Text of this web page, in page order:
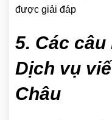
được giải đáp
5. Các
Dịch vụ
Châu